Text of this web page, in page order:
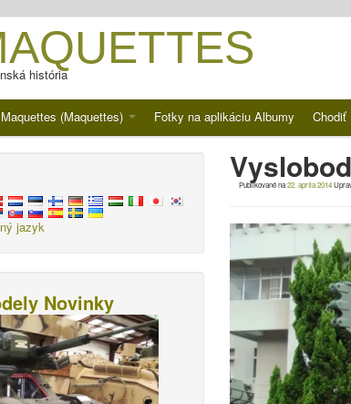
história
Maquettes (Maquettes) Fotky na aplikáciu Albumy Chodiť
Publikované na22. apríla 2014
jazyk
Novinky